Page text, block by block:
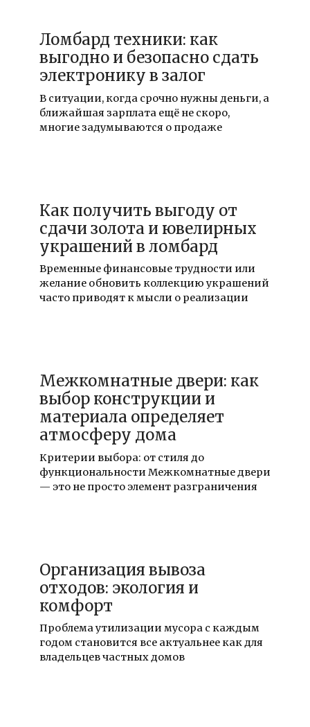
Ломбард техники: как
выгодно и безопасно сдать
электронику в залог
В ситуации, когда срочно нужны деньги, а
ближайшая зарплата ещё не скоро,
многие задумываются о продаже
Как получить выгоду от
сдачи золота и ювелирных
украшений в ломбард
Временные финансовые трудности или
желание обновить коллекцию украшений
часто приводят к мысли о реализации
Межкомнатные двери: как
выбор конструкции и
материала определяет
атмосферу дома
Критерии выбора: от стиля до
функциональности Межкомнатные двери
— это не просто элемент разграничения
Организация вывоза
отходов: экология и
комфорт
Проблема утилизации мусора с каждым
годом становится все актуальнее как для
владельцев частных домов